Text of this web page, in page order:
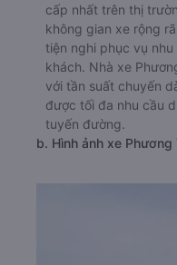
cấp nhất trên thị
không gian xe rộng
tiện nghi phục vụ
khách. Nhà xe
với tần suất chuyến
được tối đa nhu cầu
tuyến đường.
b. Hình ảnh xe Phương